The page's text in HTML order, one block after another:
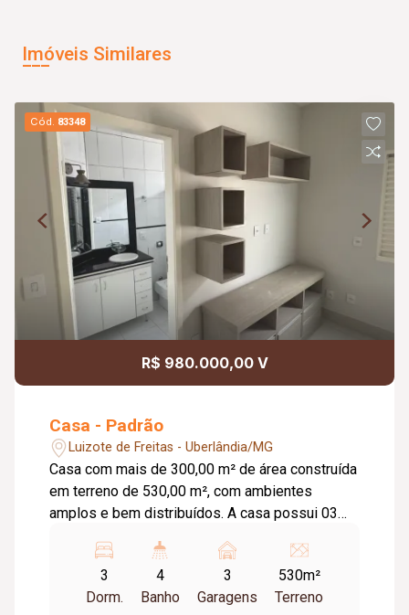
Imóveis Similares
Cód. 83348
R$ 980.000,00 V
Casa - Padrão
Luizote de Freitas - Uberlândia/MG
Casa com mais de 300,00 m² de área construída
em terreno de 530,00 m², com ambientes
amplos e bem distribuídos. A casa possui 03
máster com closet, banheira de hidromassagem,
02 cubas e 02 chuveiros. Conta com 03 salas,
cozinha com armários embutidos, lavanderia
3
Dorm.
4
Banho
3
Garagens
530m²
Terreno